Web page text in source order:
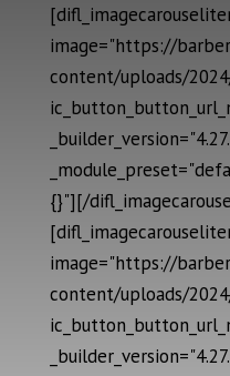
image="https://
content/uploads/
{}"][/
image="https://
content/uploads/